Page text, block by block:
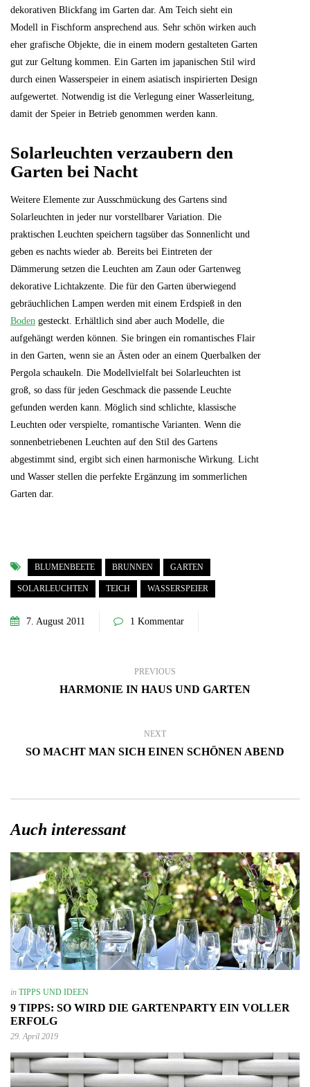
dekorativen Blickfang im Garten dar. Am Teich sieht ein
Modell in Fischform ansprechend aus. Sehr schön wirken auch
eher grafische Objekte, die in einem modern gestalteten Garten
gut zur Geltung kommen. Ein Garten im japanischen Stil wird
durch einen Wasserspeier in einem asiatisch inspirierten Design
aufgewertet. Notwendig ist die Verlegung einer Wasserleitung,
damit der Speier in Betrieb genommen werden kann.
Solarleuchten verzaubern den
Garten bei Nacht
Weitere Elemente zur Ausschmückung des Gartens sind
Solarleuchten in jeder nur vorstellbarer Variation. Die
praktischen Leuchten speichern tagsüber das Sonnenlicht und
geben es nachts wieder ab. Bereits bei Eintreten der
Dämmerung setzen die Leuchten am Zaun oder Gartenweg
dekorative Lichtakzente. Die für den Garten überwiegend
gebräuchlichen Lampen werden mit einem Erdspieß in den
Boden gesteckt. Erhältlich sind aber auch Modelle, die
aufgehängt werden können. Sie bringen ein romantisches Flair
in den Garten, wenn sie an Ästen oder an einem Querbalken der
Pergola schaukeln. Die Modellvielfalt bei Solarleuchten ist
groß, so dass für jeden Geschmack die passende Leuchte
gefunden werden kann. Möglich sind schlichte, klassische
Leuchten oder verspielte, romantische Varianten. Wenn die
sonnenbetriebenen Leuchten auf den Stil des Gartens
abgestimmt sind, ergibt sich einen harmonische Wirkung. Licht
und Wasser stellen die perfekte Ergänzung im sommerlichen
Garten dar.
BLUMENBEETE BRUNNEN GARTEN
SOLARLEUCHTEN TEICH WASSERSPEIER
7. August 2011 1 Kommentar
PREVIOUS
HARMONIE IN HAUS UND GARTEN
NEXT
SO MACHT MAN SICH EINEN SCHÖNEN ABEND
Auch interessant
in TIPPS UND IDEEN
9 TIPPS: SO WIRD DIE GARTENPARTY EIN VOLLER
ERFOLG
29. April 2019